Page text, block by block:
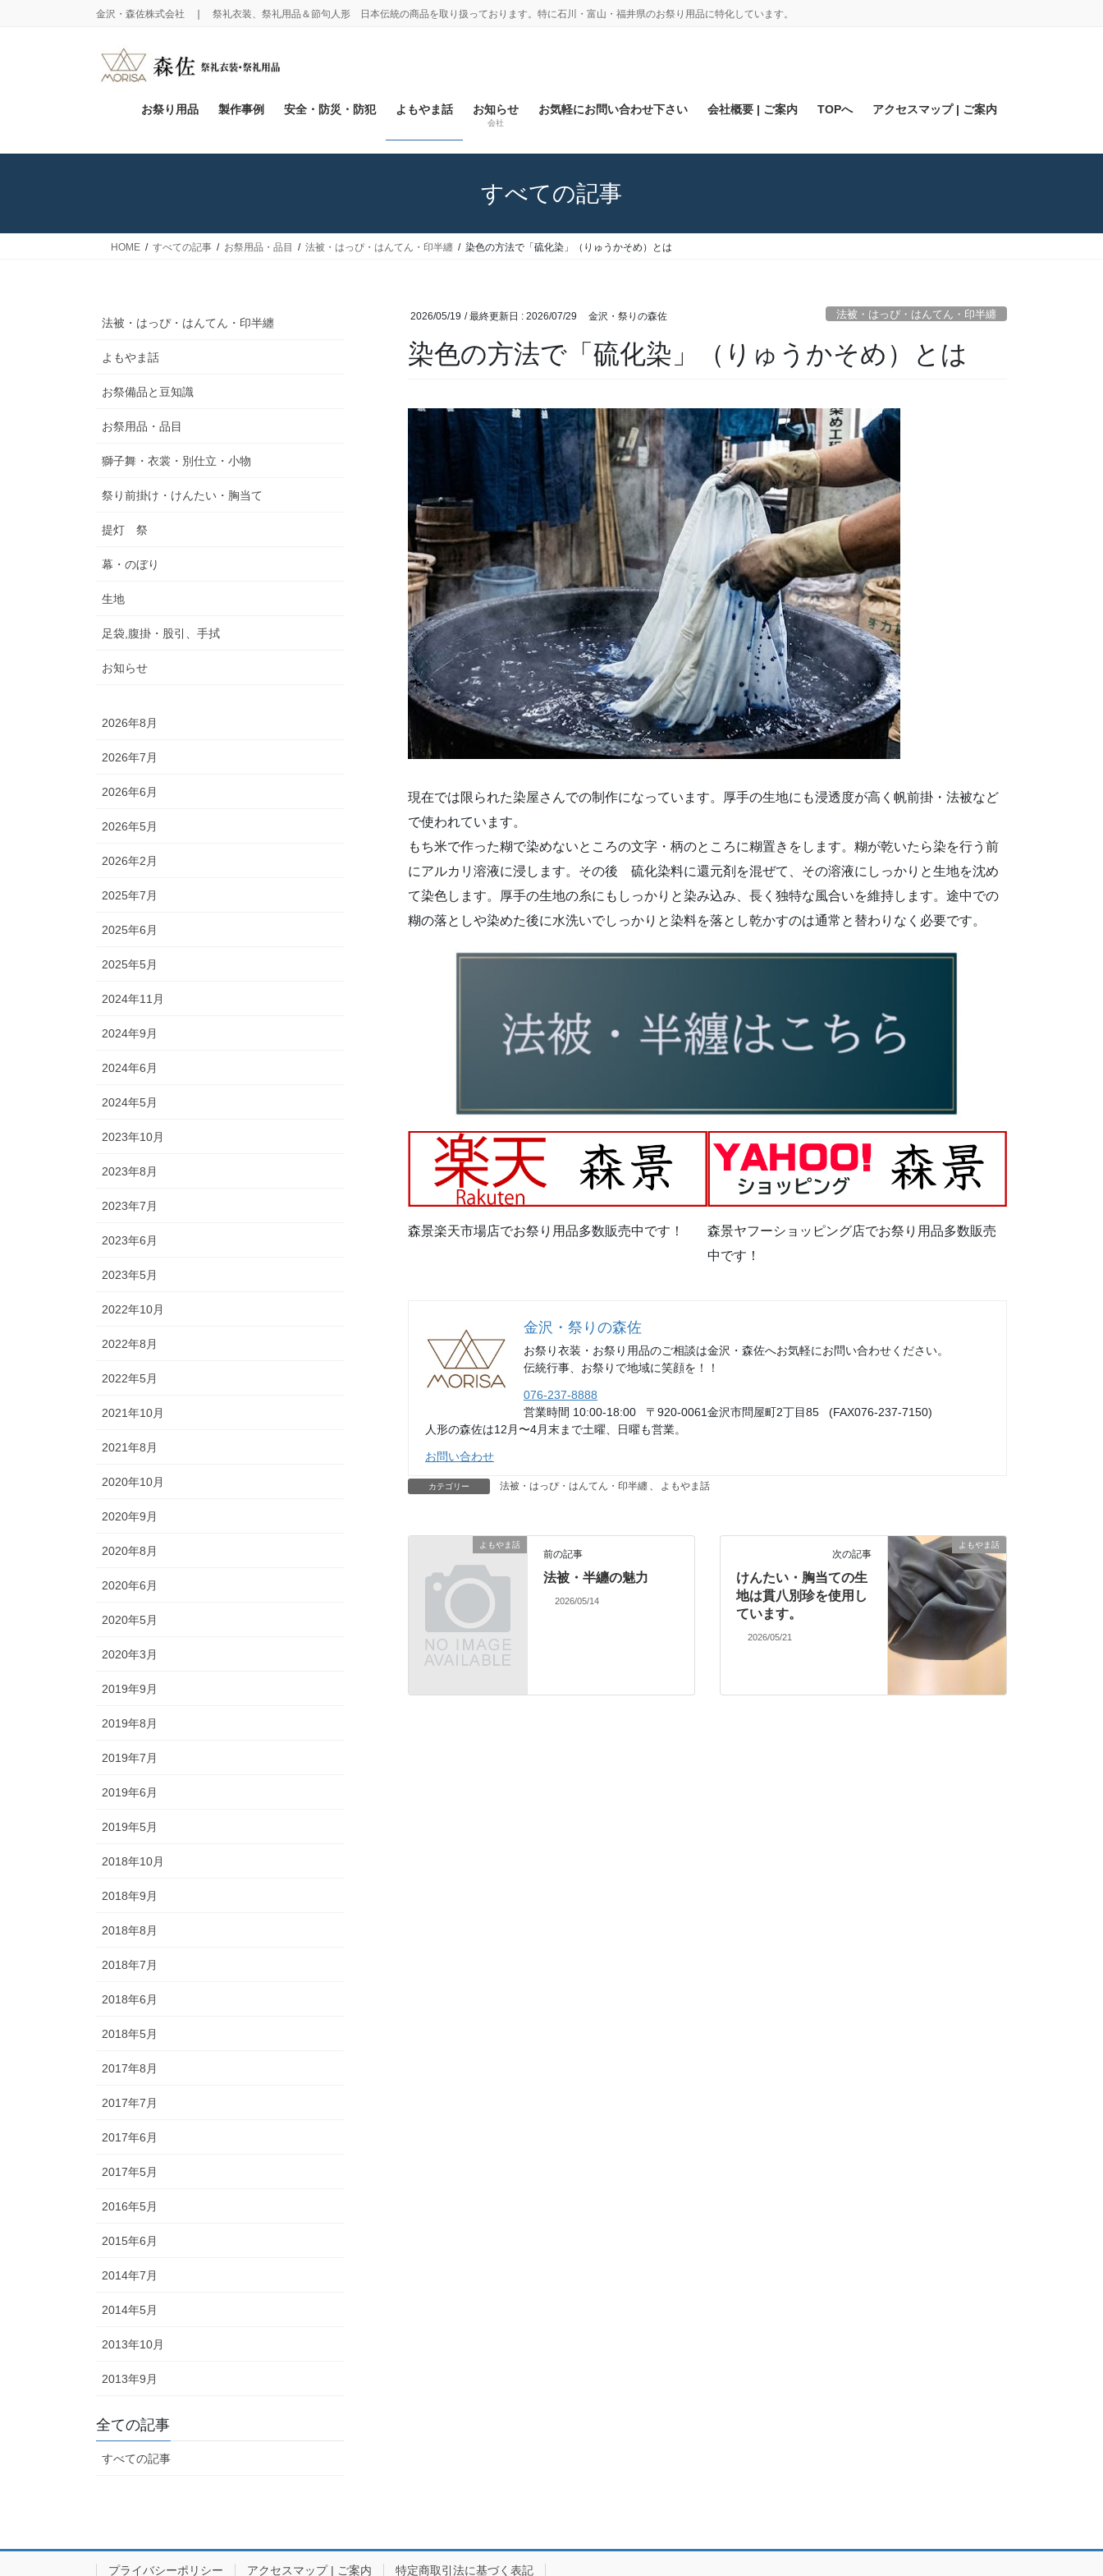
金沢・森佐株式会社 ❘ 祭礼衣装、祭礼用品＆節句人形 日本伝統の商品を取り扱っております。特に石川・富山・福井県のお祭り用品に特化しています。
お祭り用品 製作事例 安全・防災・防犯 よもやま話 お知らせ
会社
お気軽にお問い合わせ下さい 会社概要 | ご案内 TOPへ アクセスマップ | ご案内
すべての記事
HOME すべての記事 お祭用品・品目 法被・はっぴ・はんてん・印半纏 染色の方法で「硫化染」（りゅうかそめ）とは
2026/05/19 / 最終更新日 : 2026/07/29 金沢・祭りの森佐 法被・はっぴ・はんてん・印半纏
染色の方法で「硫化染」（りゅうかそめ）とは
現在では限られた染屋さんでの制作になっています。厚手の生地にも浸透度が高く帆前掛・法被など
で使われています。
もち米で作った糊で染めないところの文字・柄のところに糊置きをします。糊が乾いたら染を行う前
にアルカリ溶液に浸します。その後 硫化染料に還元剤を混ぜて、その溶液にしっかりと生地を沈め
て染色します。厚手の生地の糸にもしっかりと染み込み、長く独特な風合いを維持します。途中での
糊の落としや染めた後に水洗いでしっかりと染料を落とし乾かすのは通常と替わりなく必要です。
森景楽天市場店でお祭り用品多数販売中です！
森景ヤフーショッピング店でお祭り用品多数販売
中です！
金沢・祭りの森佐
お祭り衣装・お祭り用品のご相談は金沢・森佐へお気軽にお問い合わせください。
伝統行事、お祭りで地域に笑顔を！！
076-237-8888
営業時間 10:00-18:00 〒920-0061金沢市問屋町2丁目85 (FAX076-237-7150)
人形の森佐は12月〜4月末まで土曜、日曜も営業。
お問い合わせ
カテゴリー 法被・はっぴ・はんてん・印半纏 よもやま話
よもやま話
前の記事
法被・半纏の魅力
2026/05/14
よもやま話
次の記事
けんたい・胸当ての生
地は貫八別珍を使用し
ています。
2026/05/21
法被・はっぴ・はんてん・印半纏
よもやま話
お祭備品と豆知識
お祭用品・品目
獅子舞・衣裳・別仕立・小物
祭り前掛け・けんたい・胸当て
提灯 祭
幕・のぼり
生地
足袋,腹掛・股引、手拭
お知らせ
2026年8月
2026年7月
2026年6月
2026年5月
2026年2月
2025年7月
2025年6月
2025年5月
2024年11月
2024年9月
2024年6月
2024年5月
2023年10月
2023年8月
2023年7月
2023年6月
2023年5月
2022年10月
2022年8月
2022年5月
2021年10月
2021年8月
2020年10月
2020年9月
2020年8月
2020年6月
2020年5月
2020年3月
2019年9月
2019年8月
2019年7月
2019年6月
2019年5月
2018年10月
2018年9月
2018年8月
2018年7月
2018年6月
2018年5月
2017年8月
2017年7月
2017年6月
2017年5月
2016年5月
2015年6月
2014年7月
2014年5月
2013年10月
2013年9月
全ての記事
すべての記事
プライバシーポリシー アクセスマップ | ご案内 特定商取引法に基づく表記